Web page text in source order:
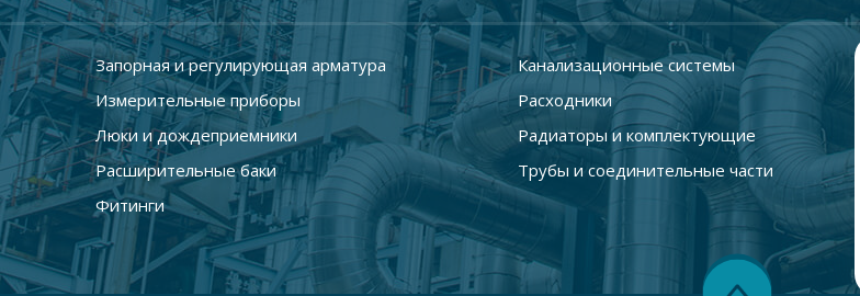
Запорная и регулирующая арматура
Канализационные системы
Измерительные приборы
Расходники
Люки и дождеприемники
Радиаторы и комплектующие
Расширительные баки
Трубы и соединительные части
Фитинги